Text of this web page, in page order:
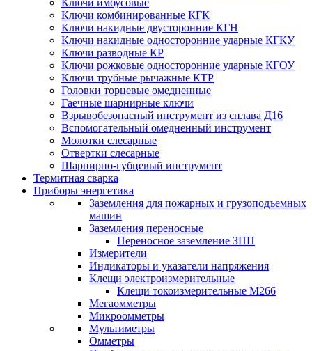
Ключи имбусовые
Ключи комбинированные КГК
Ключи накидные двусторонние КГН
Ключи накидные односторонние ударные КГКУ
Ключи разводные КР
Ключи рожковые односторонние ударные КГОУ
Ключи трубные рычажные КТР
Головки торцевые омедненные
Гаечные шарнирные ключи
Взрывобезопасный инструмент из сплава Д16
Вспомогательный омедненный инструмент
Молотки слесарные
Отвертки слесарные
Шарнирно-губцевый инструмент
Термитная сварка
Приборы энергетика
Заземления для пожарных и грузоподъемных
машин
Заземления переносные
Переносное заземление ЗПП
Измерители
Индикаторы и указатели напряжения
Клещи электроизмерительные
Клещи токоизмерительные М266
Мегаомметры
Микроомметры
Мультиметры
Омметры